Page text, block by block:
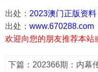
出处： 2023澳门正版资料
出处： www.670288.com
欢迎向您的朋友推荐本站
下篇：202366期：内幕